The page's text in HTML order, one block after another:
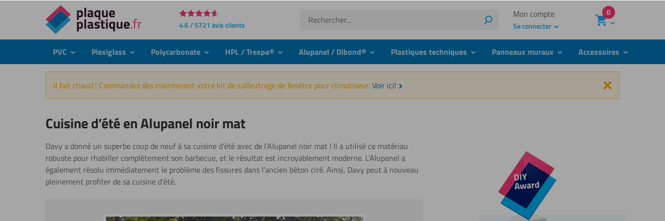
Directement
au
contenu
4.6 / 5721 avis clients
Recherche
Rechercher
Mon compte
Se connecter
0
PVC submenuPlexiglass submenuPolycarbonate submenuHPL / Trespa® submenuAlupanel / Dibond® submenuPlastiques techniques submenuPanneaux muraux submenuAccessoires submenu
Il fait chaud ! Commandez dès maintenant votre kit de calfeutrage de fenêtre pour climatiseur.Voir ici! Fermer
Cuisine d’été en Alupanel noir mat
Davy a donné un superbe coup de neuf à sa cuisine d’été avec de l’Alupanel noir mat ! Il a utilisé ce matériau
robuste pour rhabiller complètement son barbecue, et le résultat est incroyablement moderne. L’Alupanel a
également résolu immédiatement le problème des fissures dans l’ancien béton ciré. Ainsi, Davy peut à nouveau
pleinement profiter de sa cuisine d’été.